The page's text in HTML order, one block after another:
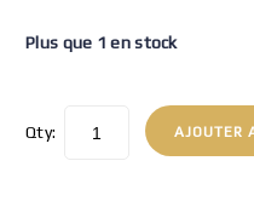
Plus que 1 en stock
Qty: AJOUTER